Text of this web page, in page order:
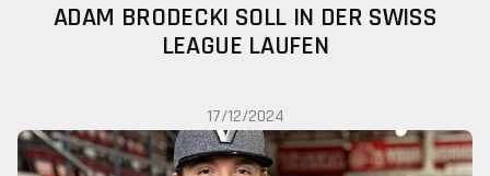
ADAM BRODECKI SOLL IN DER SWISS
LEAGUE LAUFEN
17/12/2024